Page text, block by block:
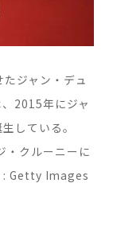
ジャン・デュ
2015年にジャ
している。
クルーニーに